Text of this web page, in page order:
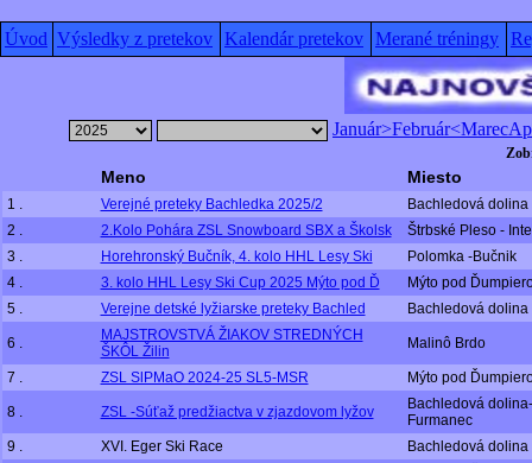
Úvod Výsledky z pretekov Kalendár pretekov Merané tréningy
Január>Február<Marec
Meno Miesto
1 . Verejné preteky Bachledka 2025/2
Bachledová dolina
2 .
2.Kolo Pohára ZSL Snowboard SBX a Školsk
Štrbské Pleso -
3 .
Horehronský Bučník, 4. kolo HHL Lesy Ski
Polomka -Bučnik
4 .
3. kolo HHL Lesy Ski Cup 2025 Mýto pod Ď
Mýto pod
5 .
Verejne detské lyžiarske preteky Bachled Bachledová dolina
6 .
MAJSTROVSTVÁ ŽIAKOV STREDNÝCH
ŠKÔL Žilin
Malinô Brdo
7 . ZSL SlPMaO 2024-25 SL5-MSR Mýto pod
8 . ZSL -Súťaž predžiactva v zjazdovom lyžov
Bachledová dolina-
Furmanec
9 .
XVI. Eger Ski Race
Bachledová dolina